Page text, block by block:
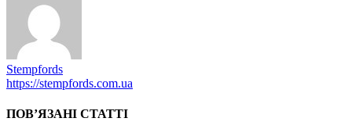
Stempfords
https://stempfords.com.ua
ПОВ’ЯЗАНІ СТАТТІ